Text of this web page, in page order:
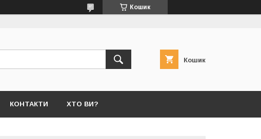
Кошик
Кошик
КОНТАКТИ ХТО ВИ?